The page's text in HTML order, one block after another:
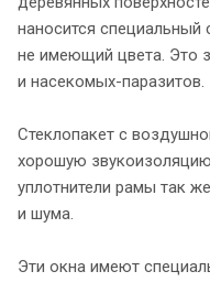
наносится специальный
не имеющий цвета. Это
и насекомых-паразитов.
Стеклопакет с
хорошую
уплотнители рамы так
и шума.
Эти окна имеют